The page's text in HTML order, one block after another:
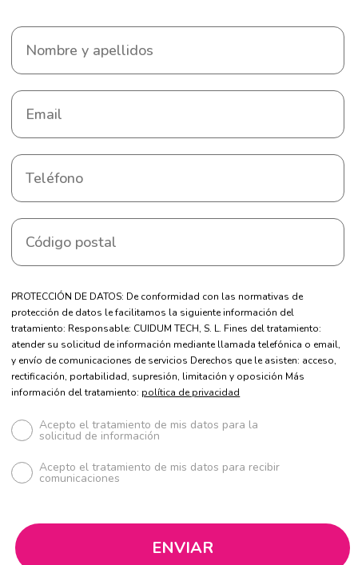
PROTECCIÓN DE DATOS: De conformidad con las normativas de
protección de datos le facilitamos la siguiente información del
tratamiento: Responsable: CUIDUM TECH, S. L. Fines del tratamiento:
atender su solicitud de información mediante llamada telefónica o email,
y envío de comunicaciones de servicios Derechos que le asisten: acceso,
rectificación, portabilidad, supresión, limitación y oposición Más
información del tratamiento: política de privacidad
Acepto el tratamiento de mis datos para la
solicitud de información
Acepto el tratamiento de mis datos para recibir
comunicaciones